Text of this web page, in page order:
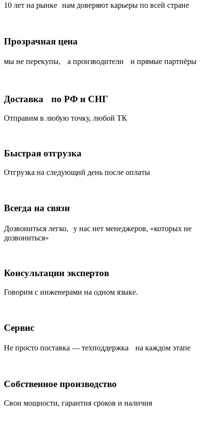
10 лет на рынке нам доверяют карьеры по всей стране
Прозрачная цена
мы не перекупы, а производители и прямые партнёры
Доставка по РФ и СНГ
Отправим в любую точку, любой ТК
Быстрая отгрузка
Отгрузка на следующий день после оплаты
Всегда на связи
Дозвониться легко, у нас нет менеджеров, «которых не
дозвониться»
Консультации экспертов
Говорим с инженерами на одном языке.
Сервис
Не просто поставка — техподдержка на каждом этапе
Собственное производство
Свои мощности, гарантия сроков и наличия